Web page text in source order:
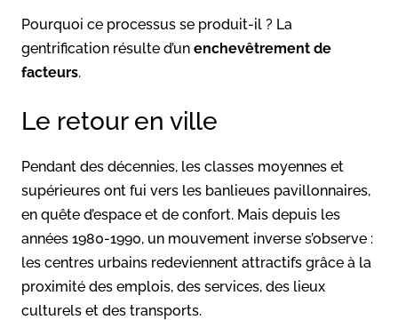
Pourquoi ce processus se produit-il ? La
gentrification résulte d’un enchevêtrement de
facteurs.
Le retour en ville
Pendant des décennies, les classes moyennes et
supérieures ont fui vers les banlieues pavillonnaires,
en quête d’espace et de confort. Mais depuis les
années 1980-1990, un mouvement inverse s’observe :
les centres urbains redeviennent attractifs grâce à la
proximité des emplois, des services, des lieux
culturels et des transports.